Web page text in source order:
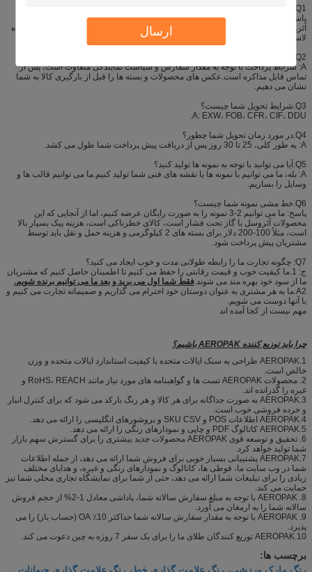
ارسال
Q1.آیا شما سازنده هستید؟
پاسخ: بله، ما Shenzhen i-Like Fine Chemical یک تولید کننده حرفه ای محصولات
آئروسل، به ویژه در محصولات مراقبت از خودرو، رنگ اسپری Aeropak، سیلر و بادکننده
لاستیک، گردگیر هوا، چسب اسپری و غیره است.
Q2.شرایط پرداخت شما چیست؟
A: شرایط پرداخت با توجه به مقدار سفارش و سیاست نمایندگی متفاوت است، پس از
تماس قابل مذاکره است.عکس های محصولات و بسته ها را قبل از بارگیری کالا به شما
نشان می دهیم.
Q3.شرایط تحویل شما چیست؟
A: EXW، FOB، CFR، CIF، DDU.
Q4.در مورد زمان تحویل شما چطور؟
A: به طور کلی، 25 تا 30 روز پس از دریافت پیش پرداخت شما طول می کشد.
Q5.آیا می توانید با توجه به نمونه ها تولید کنید؟
A: بله، ما می توانیم با نمونه ها یا نقشه های فنی شما تولید کنیم.ما می توانیم قالب ها و
وسایل را بسازیم.
Q6.خط مشی نمونه شما چیست؟
پاسخ: ما می توانیم 2-3 نمونه را به صورت رایگان عرضه کنیم، اما از آنجایی که این
محصولات آئروسل با گاز تحت فشار است، کالای خطرناکی است، هزینه پیک بسیار بالا
است، مثلاً 100-200 دلار برای بسته های 2 کیلوگرمی.و هزینه حمل و نقل باید توسط
مشتریان پیش پرداخت شود.
Q7: چگونه تجارت ما را رابطه طولانی مدت و خوب ایجاد می کنید؟
ج: 1.ما کیفیت خوب و قیمت رقابتی را حفظ می کنیم تا اطمینان حاصل کنیم که مشتریان
ما از سود خود بهره مند می شوند.فقط شما اول می برید و بعد ما می توانیم برنده شویم.
A2.ما به هر مشتری به عنوان دوستان خود احترام می گذاریم و صمیمانه تجارت می کنیم و
با آنها دوست می شویم.
مهم نیست از کجا آمده اند
چرا باید توزیع کننده AEROPAK باشیم؟
1.AEROPAK طراحی به سبک ایالات متحده با کیفیت استاندارد ایالات متحده و وزن
خالص است.
2. محصولات AEROPAK تست ها و گواهینامه های مورد نیاز مانند RoHS، REACH و
غیره را گذرانده اند.
3.AEROPAK به صورت جداگانه برای هر کالا و هر رنگ بارکد می شود که برای کنترل انبار
و خرده فروشی خوب است.
4.AEROPAK اطلاعات POS و SKU CSV و بروشورهای انگلیسی را ارائه می دهد.
5.AEROPAK کاتالوگ PDF و چاپی و نمودارهای رنگی را ارائه می دهد.
6. تحقیق و توسعه قوی AEROPAK محصولات جدید بیشتری را برای گسترش سهم بازار
شما تولید خواهد کرد.
7.AEROPAK پشتیبانی بسیار خوبی برای فروش شما ارائه می دهد، از جمله اطلاعات
شما در وب سایت ما، قوطی ها، کاتالوگ و نمودارهای رنگی و غیره، و هدایای مختلف
زیادی را برای تبلیغات شما ارائه می دهد، حتی از شما برای نمایشگاه تجاری محلی شما نیز
حمایت می کند.
8. AEROPAK با توجه به مبلغ سفارش سالانه شما، پاداشی معادل 1-2% از حجم فروش
سالانه شما را به ارمغان می آورد.
9. AEROPAK با توجه به مقدار سفارش سالانه شما حداکثر 10٪ OA (حساب باز) را می
پذیرد.
10.AEROPAK توزیع کنندگان طلای ما را برای یک سفر 7 روزه به چین دعوت می کند.
برچسب ها: